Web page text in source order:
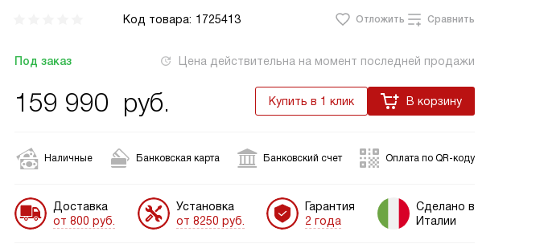
Код товара: 1725413 Отложить Сравнить
Под заказ Цена действительна на момент последней продажи
159 990 руб. Купить в 1 клик В корзину
Наличные Банковская карта Банковский счет Оплата по QR-коду
Доставка
от 800 руб.
Установка
от 8250 руб.
Гарантия
2 года
Сделано в
Италии